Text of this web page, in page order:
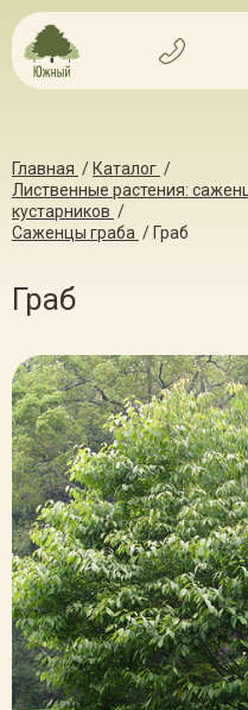
Главная / Каталог /
Лиственные растения:
кустарников /
Саженцы граба / Граб
Граб